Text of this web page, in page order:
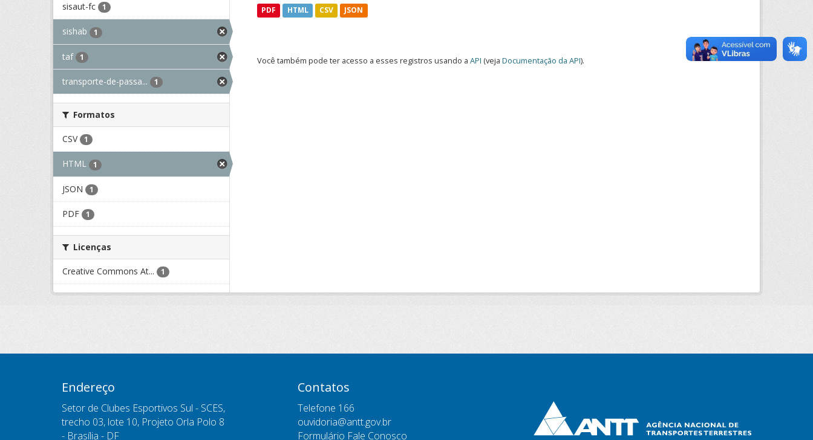
sisaut-fc 1
sishab 1
taf 1
transporte-de-passa... 1
Formatos
CSV 1
HTML 1
JSON 1
PDF 1
Licenças
Creative Commons At... 1
PDF HTML CSV JSON
Você também pode ter acesso a esses registros usando a API (veja Documentação da API).
Endereço
Setor de Clubes Esportivos Sul - SCES,
trecho 03, lote 10, Projeto Orla Polo 8
- Brasília - DF
Contatos
Telefone 166
ouvidoria@antt.gov.br
Formulário Fale Conosco